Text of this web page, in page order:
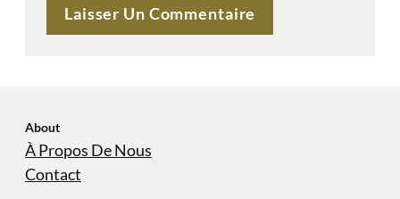
About
À Propos De Nous
Contact